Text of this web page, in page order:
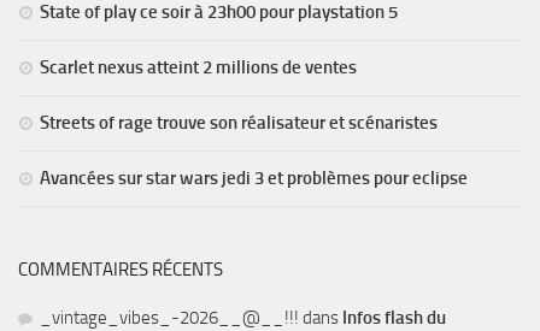
State of play ce soir à 23h00 pour playstation 5
Scarlet nexus atteint 2 millions de ventes
Streets of rage trouve son réalisateur et scénaristes
Avancées sur star wars jedi 3 et problèmes pour eclipse
COMMENTAIRES RÉCENTS
_vintage_vibes_-2026__@__!!! dans Infos flash du